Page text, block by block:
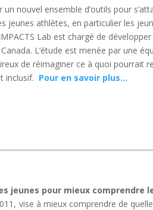
nouvel ensemble d’outils pour
jeunes athlètes, en particulier les
Lab est chargé de
L’étude est menée par une
de réimaginer ce à quoi pourrait
inclusif. Pour en savoir plus…
jeunes pour mieux comprendre
vise à mieux comprendre de